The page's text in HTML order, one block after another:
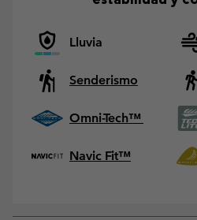
Lluvia
Senderismo
Omni-Tech™
Navic Fit™